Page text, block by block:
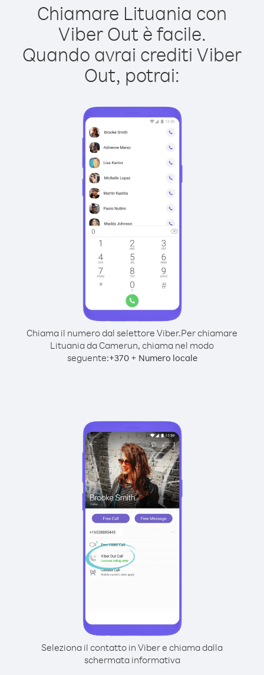
Chiamare Lituania con
Viber Out è facile.
Quando avrai crediti Viber
Out, potrai:
Chiama il numero dal selettore Viber.Per chiamare
Lituania da Camerun, chiama nel modo
seguente:+370+ Numero locale
Seleziona il contatto in Viber e chiama dalla
schermata informativa